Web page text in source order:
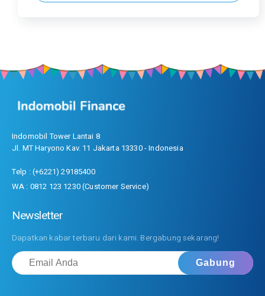
Indomobil Tower Lantai 8
Jl. MT Haryono Kav. 11 Jakarta 13330 - Indonesia
Telp : (+6221) 29185400
WA : 0812 123 1230 (Customer Service)
Newsletter
Dapatkan kabar terbaru dari kami. Bergabung sekarang!